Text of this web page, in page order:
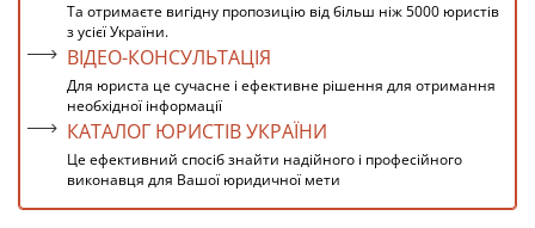
Та отримаєте вигідну пропозицію від більш ніж 5000 юристів
з усієї України.
ВІДЕО-КОНСУЛЬТАЦІЯ
Для юриста це сучасне і ефективне рішення для отримання
необхідної інформації
КАТАЛОГ ЮРИСТІВ УКРАЇНИ
Це ефективний спосіб знайти надійного і професійного
виконавця для Вашої юридичної мети